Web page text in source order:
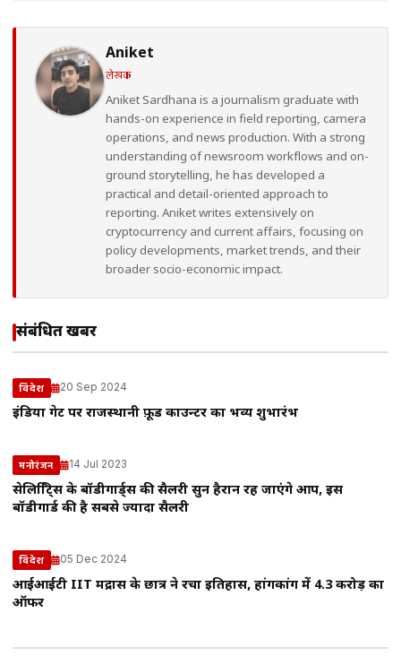
Aniket
लेखक
Aniket Sardhana is a journalism graduate with
hands-on experience in field reporting, camera
operations, and news production. With a strong
understanding of newsroom workflows and on-
ground storytelling, he has developed a
practical and detail-oriented approach to
reporting. Aniket writes extensively on
cryptocurrency and current affairs, focusing on
policy developments, market trends, and their
broader socio-economic impact.
संबंधित खबरें
विदेश 20 Sep 2024
इंडिया गेट पर राजस्थानी फ़ूड काउन्टर का भव्य शुभारंभ
मनोरंजन 14 Jul 2023
सेलिब्रिटि्स के बॉडीगार्ड्स की सैलरी सुन हैरान रह जाएंगे आप, इस
बॉडीगार्ड की है सबसे ज्यादा सैलरी
विदेश 05 Dec 2024
आईआईटी IIT मद्रास के छात्र ने रचा इतिहास, हांगकांग में 4.3 करोड़ का
ऑफर